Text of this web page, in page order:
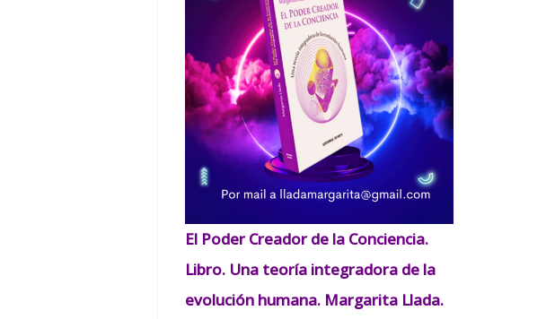
El Poder Creador de la Conciencia.
Libro. Una teoría integradora de la
evolución humana. Margarita Llada.